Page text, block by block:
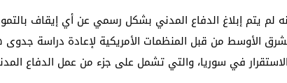
لم يتم إبلاغ الدفاع المدني بشكل رسمي عن أي إيقاف
الأوسط من قبل المنظمات الأمريكية لإعادة دراسة
في سوريا، والتي تشمل على جزء من عمل الدفاع